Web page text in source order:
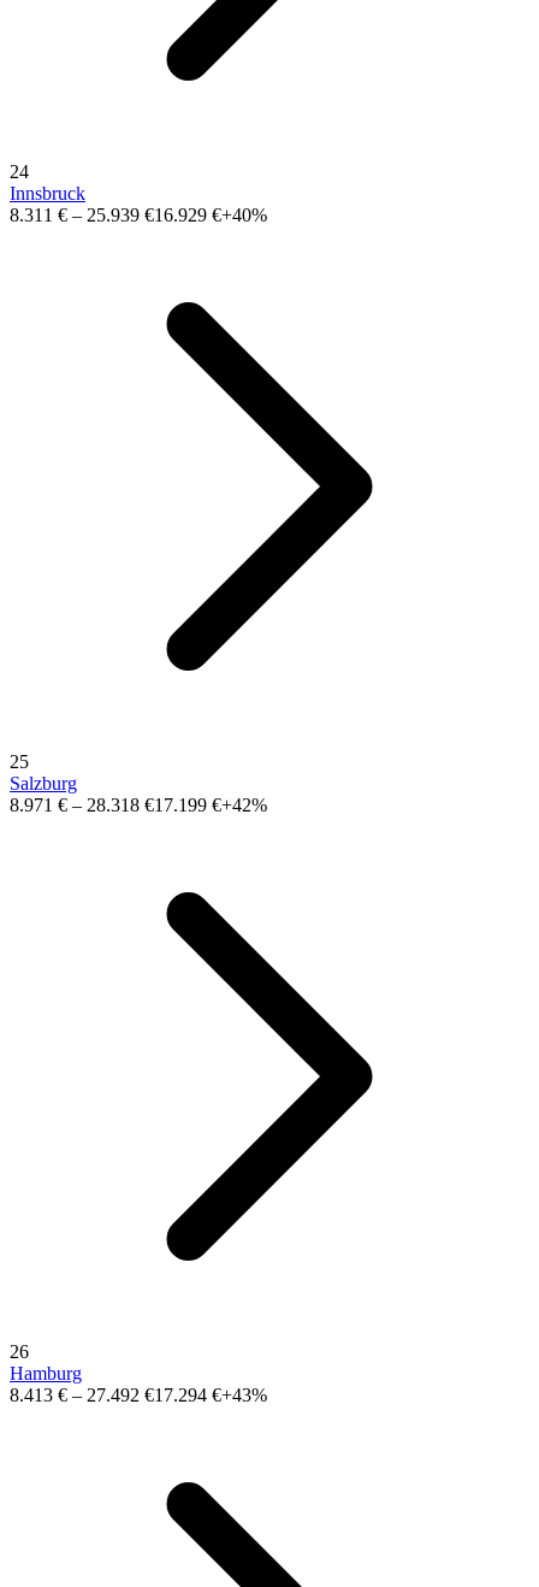
24
Innsbruck
8.311 € – 25.939 €16.929 €+40%
25
Salzburg
8.971 € – 28.318 €17.199 €+42%
26
Hamburg
8.413 € – 27.492 €17.294 €+43%